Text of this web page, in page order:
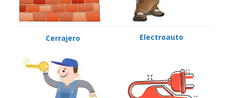
Cerrajero Electroauto